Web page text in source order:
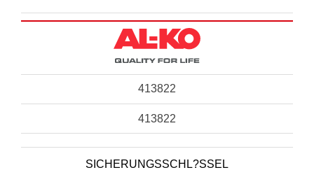
413822
413822
SICHERUNGSSCHL?SSEL